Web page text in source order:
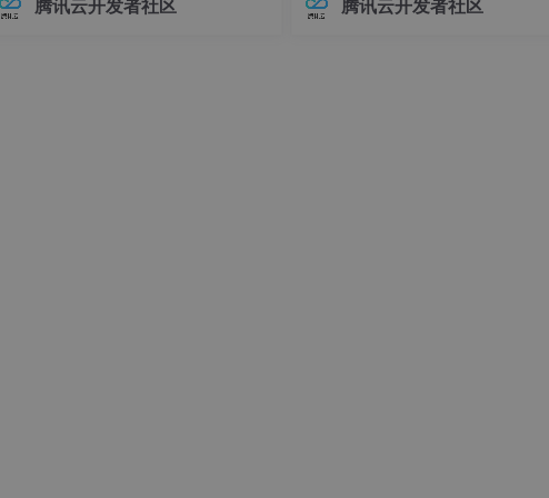
中，连接器版本管理常常让开发者头疼
腾讯云开发者社区
环境前，请确保你的系统满足以下要
腾讯云开发者社区